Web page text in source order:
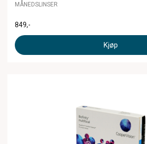
MÅNEDSLINSER
849,-
Kjøp